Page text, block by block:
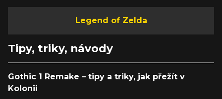
Legend of Zelda
Tipy, triky, návody
Gothic 1 Remake – tipy a triky, jak přežít v
Kolonii